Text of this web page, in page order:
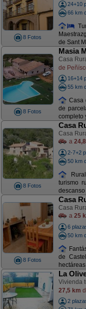
8 Fotos
24+10
66 km
de Sant
8 Fotos
Masia
Casa
de
16+14
55 km
Casa
de
completo
8 Fotos
Casa
Casa
a
2-7+2
50 km
turismo
8 Fotos
Casa
Casa
a 25
6
50 km
de
La
Vivienda
27,5 km
2